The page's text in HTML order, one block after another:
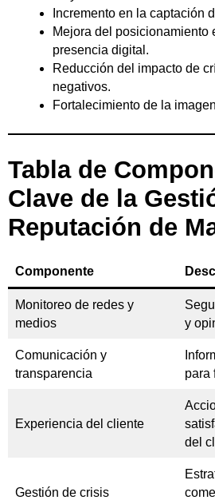
Incremento en la captación
Mejora del posicionamiento
presencia digital.
Reducción del impacto de
negativos.
Fortalecimiento de la
Tabla de
Clave de la
Reputación de
Componente
Monitoreo de redes y
medios
y
Comunicación y
transparencia
para
Experiencia del cliente
del
Gestión de crisis